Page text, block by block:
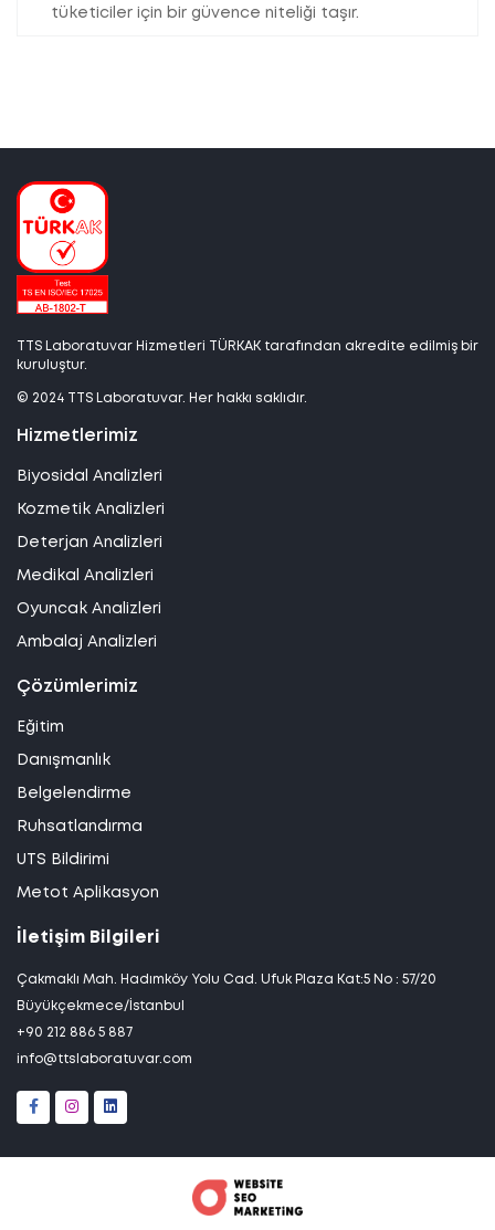
tüketiciler için bir güvence niteliği taşır.
TTS Laboratuvar Hizmetleri TÜRKAK tarafından akredite edilmiş bir
kuruluştur.
© 2024 TTS Laboratuvar. Her hakkı saklıdır.
Hizmetlerimiz
Biyosidal Analizleri
Kozmetik Analizleri
Deterjan Analizleri
Medikal Analizleri
Oyuncak Analizleri
Ambalaj Analizleri
Çözümlerimiz
Eğitim
Danışmanlık
Belgelendirme
Ruhsatlandırma
UTS Bildirimi
Metot Aplikasyon
İletişim Bilgileri
Çakmaklı Mah. Hadımköy Yolu Cad. Ufuk Plaza Kat:5 No : 57/20
Büyükçekmece/İstanbul
+90 212 886 5 887
info@ttslaboratuvar.com